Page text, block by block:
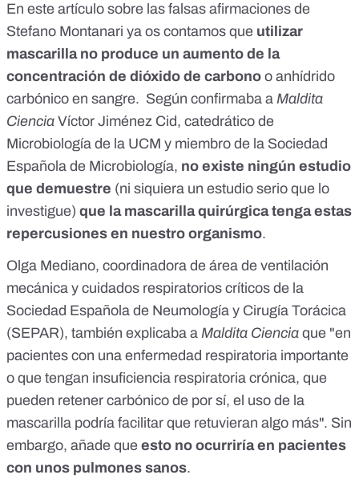
En este artículo sobre las falsas afirmaciones de
Stefano Montanari ya os contamos que utilizar
mascarilla no produce un aumento de la
concentración de dióxido de carbono o anhídrido
carbónico en sangre. Según confirmaba a Maldita
Ciencia Víctor Jiménez Cid, catedrático de
Microbiología de la UCM y miembro de la Sociedad
Española de Microbiología, no existe ningún estudio
que demuestre (ni siquiera un estudio serio que lo
investigue) que la mascarilla quirúrgica tenga estas
repercusiones en nuestro organismo.
Olga Mediano, coordinadora de área de ventilación
mecánica y cuidados respiratorios críticos de la
Sociedad Española de Neumología y Cirugía Torácica
(SEPAR), también explicaba a Maldita Ciencia que "en
pacientes con una enfermedad respiratoria importante
o que tengan insuficiencia respiratoria crónica, que
pueden retener carbónico de por sí, el uso de la
mascarilla podría facilitar que retuvieran algo más". Sin
embargo, añade que esto no ocurriría en pacientes
con unos pulmones sanos.